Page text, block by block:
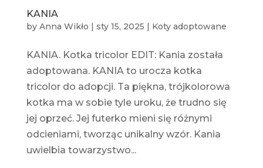
KANIA
by Anna Wikło | sty 15, 2025 | Koty adoptowane
KANIA. Kotka tricolor EDIT: Kania została
adoptowana. KANIA to urocza kotka
tricolor do adopcji. Ta piękna, trójkolorowa
kotka ma w sobie tyle uroku, że trudno się
jej oprzeć. Jej futerko mieni się różnymi
odcieniami, tworząc unikalny wzór. Kania
uwielbia towarzystwo...